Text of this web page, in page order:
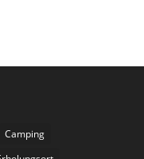
Camping